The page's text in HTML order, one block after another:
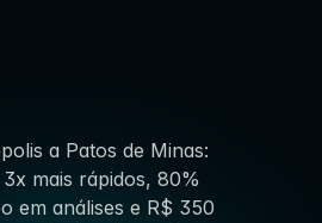
a Patos de Minas:
mais rápidos, 80%
em análises e R$ 350